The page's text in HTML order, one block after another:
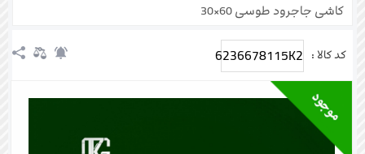
کاشی جاجرود طوسی 60×30
کد کالا : 6236678115K2